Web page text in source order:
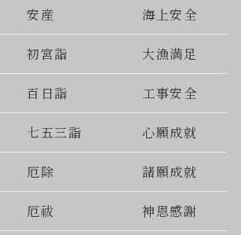
安産 海上安全
初宮詣 大漁満足
百日詣 工事安全
七五三詣 心願成就
厄除 諸願成就
厄祓 神恩感謝